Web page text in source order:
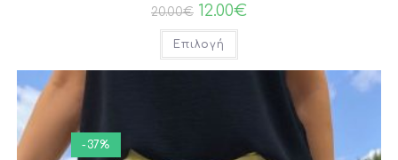
20.00€ 12.00€
Επιλογή
-37%